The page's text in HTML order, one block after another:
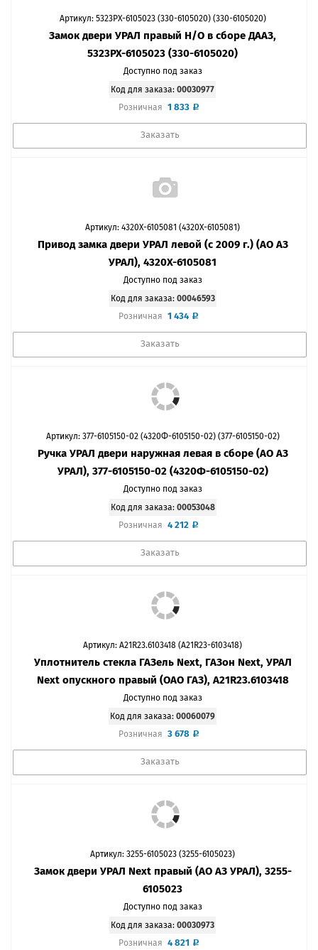
Артикул: 5323РХ-6105023 (330-6105020) (330-6105020)
Замок двери УРАЛ правый Н/О в сборе ДААЗ,
5323РХ-6105023 (330-6105020)
Доступно под заказ
Код для заказа: 00030977
Розничная 1 833
Заказать
Артикул: 4320Х-6105081 (4320Х-6105081)
Привод замка двери УРАЛ левой (с 2009 г.) (АО АЗ
УРАЛ), 4320Х-6105081
Доступно под заказ
Код для заказа: 00046593
Розничная 1 434
Заказать
Артикул: 377-6105150-02 (4320Ф-6105150-02) (377-6105150-02)
Ручка УРАЛ двери наружная левая в сборе (АО АЗ
УРАЛ), 377-6105150-02 (4320Ф-6105150-02)
Доступно под заказ
Код для заказа: 00053048
Розничная 4 212
Заказать
Артикул: A21R23.6103418 (А21R23-6103418)
Уплотнитель стекла ГАЗель Next, ГАЗон Next, УРАЛ
Next опускного правый (ОАО ГАЗ), A21R23.6103418
Доступно под заказ
Код для заказа: 00060079
Розничная 3 678
Заказать
Артикул: 3255-6105023 (3255-6105023)
Замок двери УРАЛ Next правый (АО АЗ УРАЛ), 3255-
6105023
Доступно под заказ
Код для заказа: 00030973
Розничная 4 821